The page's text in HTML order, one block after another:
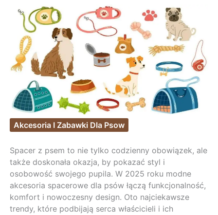
Akcesoria I Zabawki Dla Psow
Spacer z psem to nie tylko codzienny obowiązek, ale
także doskonała okazja, by pokazać styl i
osobowość swojego pupila. W 2025 roku modne
akcesoria spacerowe dla psów łączą funkcjonalność,
komfort i nowoczesny design. Oto najciekawsze
trendy, które podbijają serca właścicieli i ich